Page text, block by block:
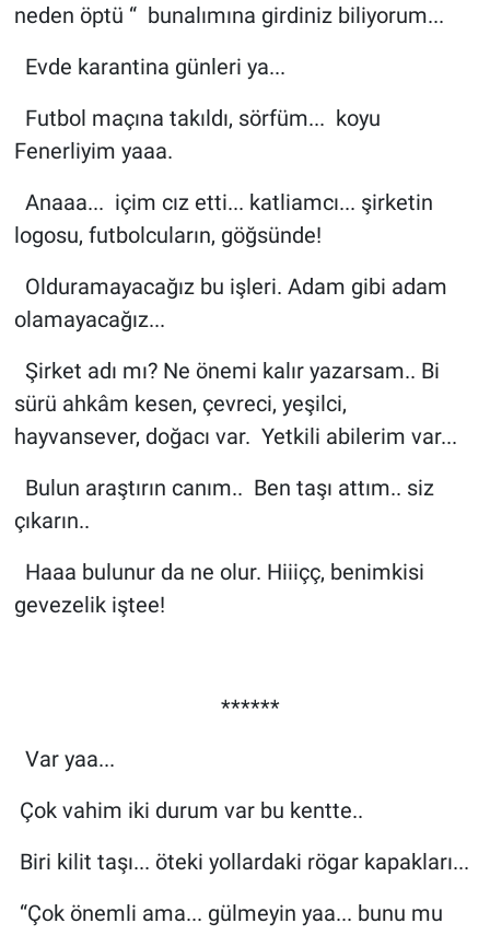
neden öptü “ bunalımına girdiniz biliyorum...
Evde karantina günleri ya...
Futbol maçına takıldı, sörfüm... koyu
Fenerliyim yaaa.
Anaaa... içim cız etti... katliamcı... şirketin
logosu, futbolcuların, göğsünde!
Olduramayacağız bu işleri. Adam gibi adam
olamayacağız...
Şirket adı mı? Ne önemi kalır yazarsam.. Bi
sürü ahkâm kesen, çevreci, yeşilci,
hayvansever, doğacı var. Yetkili abilerim var...
Bulun araştırın canım.. Ben taşı attım.. siz
çıkarın..
Haaa bulunur da ne olur. Hiiiçç, benimkisi
gevezelik iştee!
******
Var yaa...
Çok vahim iki durum var bu kentte..
Biri kilit taşı... öteki yollardaki rögar kapakları...
“Çok önemli ama... gülmeyin yaa... bunu mu